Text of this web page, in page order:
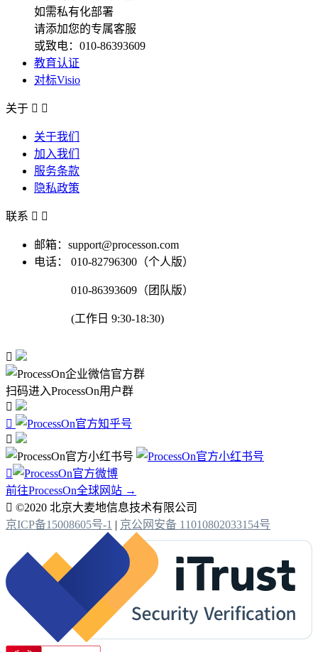
如需私有化部署
请添加您的专属客服
或致电：010-86393609
教育认证
对标Visio
关于  
关于我们
加入我们
服务条款
隐私政策
联系  
邮箱：support@processon.com
电话：
010-82796300（个人版）
010-86393609（团队版）
(工作日 9:30-18:30)

扫码进入ProcessOn用户群




前往ProcessOn全球网站 →
 ©2020 北京大麦地信息技术有限公司
京ICP备15008605号-1 | 京公网安备 11010802033154号